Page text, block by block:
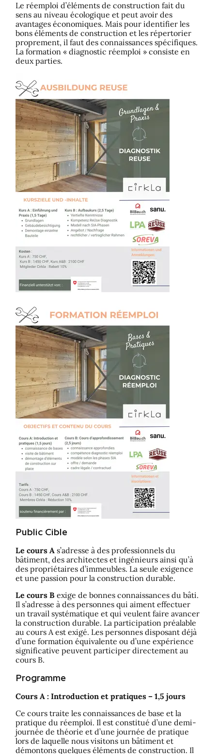
Le réemploi d’éléments de construction fait du
sens au niveau écologique et peut avoir des
avantages économiques. Mais pour identifier les
bons éléments de construction et les répertorier
proprement, il faut des connaissances spécifiques.
La formation « diagnostic réemploi » consiste en
deux parties.
Public Cible
Le cours A s’adresse à des professionnels du
bâtiment, des architectes et ingénieurs ainsi qu’à
des propriétaires d’immeubles. La seule exigence
et une passion pour la construction durable.
Le cours B exige de bonnes connaissances du bâti.
Il s’adresse à des personnes qui aiment effectuer
un travail systématique et qui veulent faire avancer
la construction durable. La participation préalable
au cours A est exigé. Les personnes disposant déjà
d’une formation équivalente ou d’une expérience
significative peuvent participer directement au
cours B.
Programme
Cours A : Introduction et pratiques – 1,5 jours
Ce cours traite les connaissances de base et la
pratique du réemploi. Il est constitué d’une demi-
journée de théorie et d’une journée de pratique
lors de laquelle nous visitons un bâtiment et
démontons quelques éléments de construction. Il